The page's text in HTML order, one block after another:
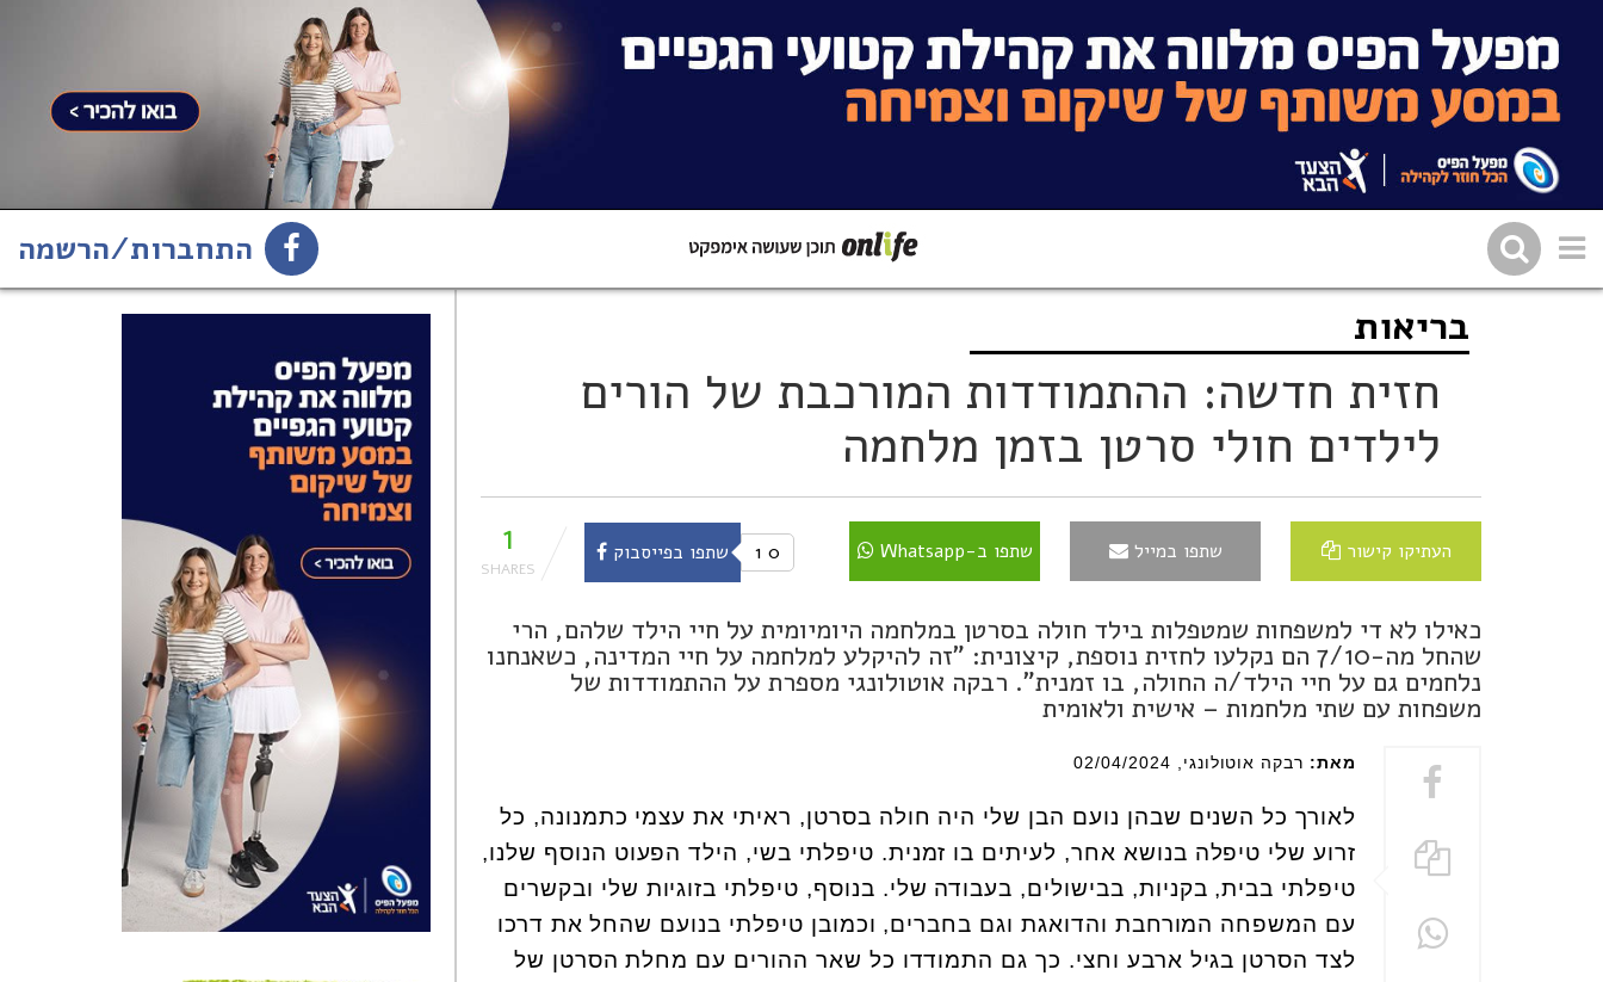
התחברות/הרשמה
שתפו בפייסבוק הירשמו לניוזלטר 1 בריאות
חזית חדשה: ההתמודדות המורכבת של הורים
לילדים חולי סרטן בזמן מלחמה
העתיקו קישור שתפו במייל שתפו ב-Whatsapp 0 שתפו בפייסבוק 1
כאילו לא די למשפחות שמטפלות בילד חולה בסרטן במלחמה היומיומית על חיי הילד שלהם, הרי
שהחל מה-7/10 הם נקלעו לחזית נוספת, קיצונית: "זה להיקלע למלחמה על חיי המדינה, כשאנחנו
נלחמים גם על חיי הילד/ה החולה, בו זמנית". רבקה אוטולונגי מספרת על ההתמודדות של
משפחות עם שתי מלחמות – אישית ולאומית
מאת: רבקה אוטולונגי , 02/04/2024
לאורך כל השנים שבהן נועם הבן שלי היה חולה בסרטן, ראיתי את עצמי כתמנונה, כל
זרוע שלי טיפלה בנושא אחר, לעיתים בו זמנית. טיפלתי בשי, הילד הפעוט הנוסף שלנו,
טיפלתי בבית, בקניות, בבישולים, בעבודה שלי. בנוסף, טיפלתי בזוגיות שלי ובקשרים
עם המשפחה המורחבת והדואגת וגם בחברים, וכמובן טיפלתי בנועם שהחל את דרכו
לצד הסרטן בגיל ארבע וחצי. כך גם התמודדו כל שאר ההורים עם מחלת הסרטן של